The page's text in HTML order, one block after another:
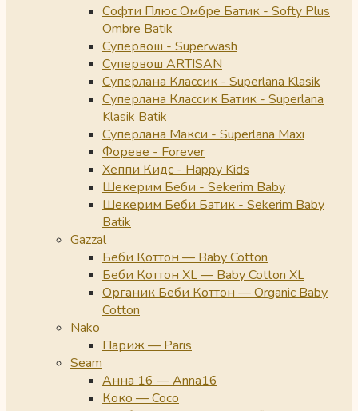
Софти Плюс Омбре Батик - Softy Plus
Ombre Batik
Супервош - Superwash
Супервош ARTISAN
Суперлана Классик - Superlana Klasik
Суперлана Классик Батик - Superlana
Klasik Batik
Суперлана Макси - Superlana Maxi
Фореве - Forever
Хеппи Кидс - Happy Kids
Шекерим Беби - Sekerim Baby
Шекерим Беби Батик - Sekerim Baby
Batik
Gazzal
Беби Коттон — Baby Cotton
Беби Коттон XL — Baby Cotton XL
Органик Беби Коттон — Organic Baby
Cotton
Nako
Париж — Paris
Seam
Анна 16 — Anna16
Коко — Coco